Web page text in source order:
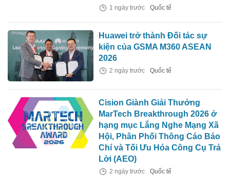
1 ngày trước Quốc tế
Huawei trở thành Đối tác sự
kiện của GSMA M360 ASEAN
2026
2 ngày trước Quốc tế
Cision Giành Giải Thưởng
MarTech Breakthrough 2026 ở
hạng mục Lắng Nghe Mạng Xã
Hội, Phân Phối Thông Cáo Báo
Chí và Tối Ưu Hóa Công Cụ Trả
Lời (AEO)
2 ngày trước Quốc tế